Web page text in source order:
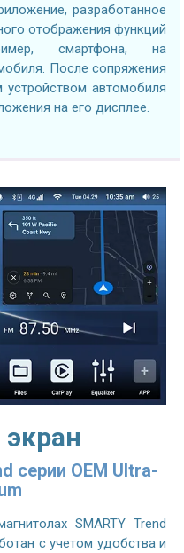
разработанное
отображения функций
смартфона, на
После сопряжения
устройством автомобиля
на его дисплее.
серии OEM Ultra-
SMARTY Trend
с учетом удобства и